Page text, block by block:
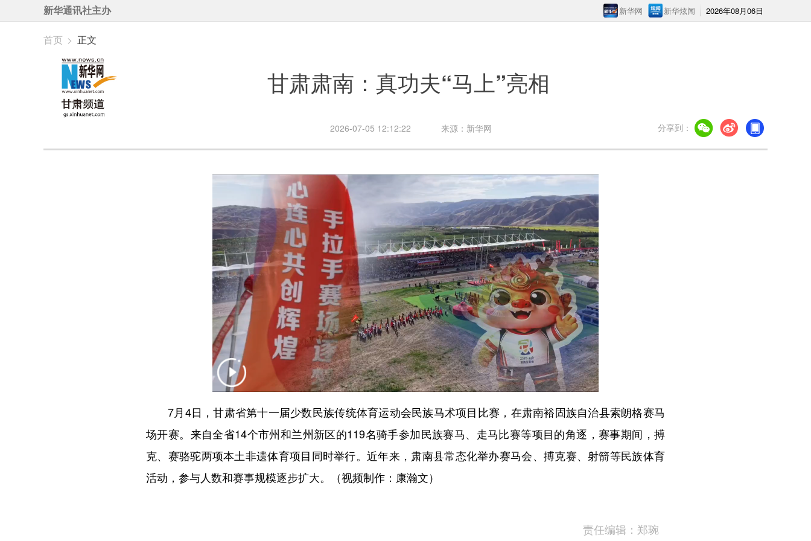
新华通讯社主办 2026年08月06日
新华炫闻
新华网
首页 > 正文
甘肃肃南：真功夫“马上”亮相
2026-07-05 12:12:22 来源：新华网 分享到：
7月4日，甘肃省第十一届少数民族传统体育运动会民族马术项目比赛，在肃南裕固族自治县索朗格赛马
场开赛。来自全省14个市州和兰州新区的119名骑手参加民族赛马、走马比赛等项目的角逐，赛事期间，搏
克、赛骆驼两项本土非遗体育项目同时举行。近年来，肃南县常态化举办赛马会、搏克赛、射箭等民族体育
活动，参与人数和赛事规模逐步扩大。（视频制作：康瀚文）
责任编辑：郑琬